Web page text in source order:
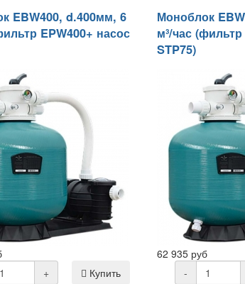
EBW400, d.400мм, 6
EPW400+ насос
+
Купить
Моноблок
м³/час
STP75)
62 935 руб
-